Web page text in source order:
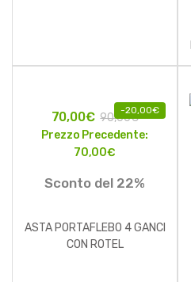
-20,00€
70,00€ 90,00€
Prezzo Precedente:
70,00€
Sconto del 22%
ASTA PORTAFLEBO 4 GANCI
CON ROTEL